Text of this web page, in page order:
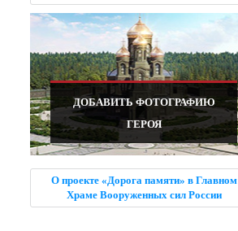
ДОБАВИТЬ ФОТОГРАФИЮ
ГЕРОЯ
О проекте «Дорога памяти» в Главном
Храме Вооруженных сил России